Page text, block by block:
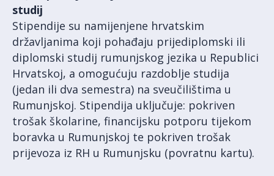
studij
Stipendije su namijenjene hrvatskim
državljanima koji pohađaju prijediplomski ili
diplomski studij rumunjskog jezika u Republici
Hrvatskoj, a omogućuju razdoblje studija
(jedan ili dva semestra) na sveučilištima u
Rumunjskoj. Stipendija uključuje: pokriven
trošak školarine, financijsku potporu tijekom
boravka u Rumunjskoj te pokriven trošak
prijevoza iz RH u Rumunjsku (povratnu kartu).